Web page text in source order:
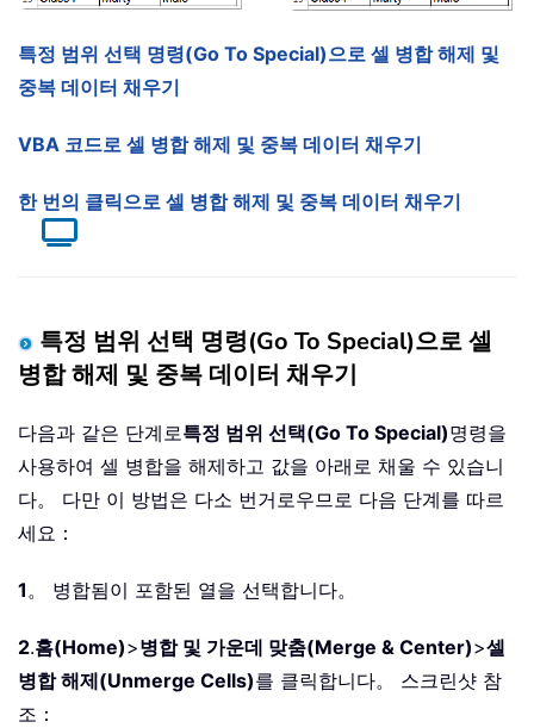
특정 범위 선택 명령(Go To Special)으로 셀 병합 해제 및
중복 데이터 채우기
VBA 코드로 셀 병합 해제 및 중복 데이터 채우기
한 번의 클릭으로 셀 병합 해제 및 중복 데이터 채우기
특정 범위 선택 명령(Go To Special)으로 셀
병합 해제 및 중복 데이터 채우기
다음과 같은 단계로특정 범위 선택(Go To Special)명령을
사용하여 셀 병합을 해제하고 값을 아래로 채울 수 있습니
다。 다만 이 방법은 다소 번거로우므로 다음 단계를 따르
세요：
1。 병합됨이 포함된 열을 선택합니다。
2.홈(Home)>병합 및 가운데 맞춤(Merge & Center)>셀
병합 해제(Unmerge Cells)를 클릭합니다。 스크린샷 참
조：